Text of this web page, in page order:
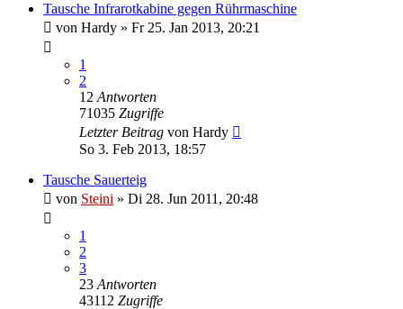
Tausche Infrarotkabine gegen Rührmaschine
von Hardy » Fr 25. Jan 2013, 20:21
1
2
12 Antworten
71035 Zugriffe
Letzter Beitrag von Hardy
So 3. Feb 2013, 18:57
Tausche Sauerteig
von Steini » Di 28. Jun 2011, 20:48
1
2
3
23 Antworten
43112 Zugriffe